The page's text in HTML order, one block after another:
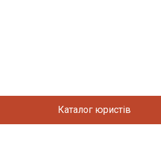
Каталог юристів